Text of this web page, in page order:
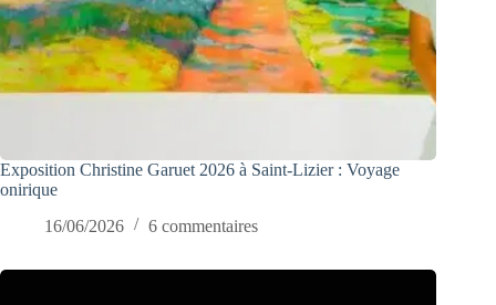
Exposition Christine Garuet 2026 à Saint-Lizier : Voyage
onirique
16/06/2026
6 commentaires